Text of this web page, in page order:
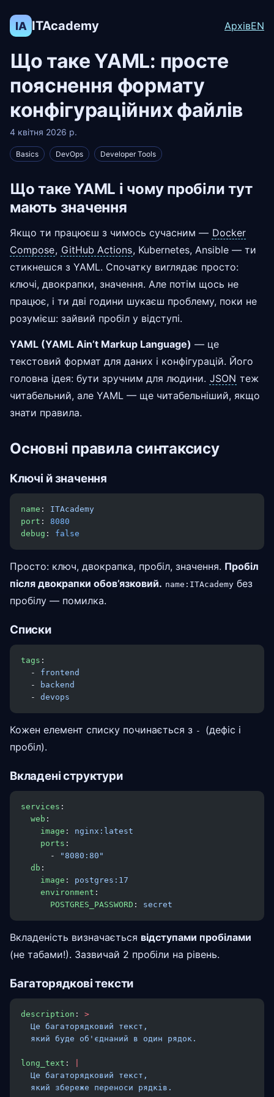
IA ITAcademy АрхівEN
Що таке YAML: просте
пояснення формату
конфігураційних файлів
4 квітня 2026 р.
Basics DevOps Developer Tools
Що таке YAML і чому пробіли тут
мають значення
Якщо ти працюєш з чимось сучасним — Docker
Compose, GitHub Actions, Kubernetes, Ansible — ти
стикнешся з YAML. Спочатку виглядає просто:
ключі, двокрапки, значення. Але потім щось не
працює, і ти дві години шукаєш проблему, поки не
розумієш: зайвий пробіл у відступі.
YAML (YAML Ain’t Markup Language) — це
текстовий формат для даних і конфігурацій. Його
головна ідея: бути зручним для людини. JSON теж
читабельний, але YAML — ще читабельніший, якщо
знати правила.
Основні правила синтаксису
Ключі й значення
name : ITAcademy
port : 8080
debug : false
Просто: ключ, двокрапка, пробіл, значення. Пробіл
після двокрапки обов’язковий. name:ITAcademy без
пробілу — помилка.
Списки
tags :
  -
frontend
  -
backend
  -
devops
Кожен елемент списку починається з - (дефіс і
пробіл).
Вкладені структури
services :
  web
:
    image
: nginx:latest
    ports
:
      -
"8080:80"
  db
:
    image
: postgres:17
    environment
:
      POSTGRES_PASSWORD
: secret
Вкладеність визначається відступами пробілами
(не табами!). Зазвичай 2 пробіли на рівень.
Багаторядкові тексти
description : >
  Це багаторядковий текст,
  який буде об'єднаний в один рядок.
long_text :
  Це багаторядковий текст,
  який збереже переноси рядків.